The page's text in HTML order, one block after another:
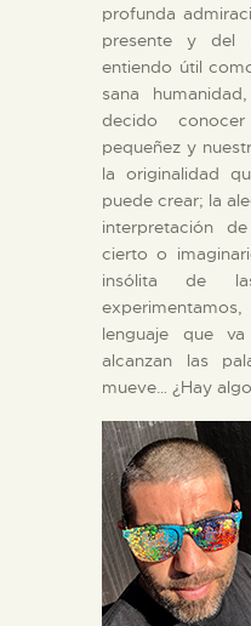
profunda
presente y del
entiendo útil
sana
decido
pequeñez y
la originalidad
puede crear; la
interpretación
cierto o
insólita de
lenguaje que
alcanzan las
mueve… ¿Hay